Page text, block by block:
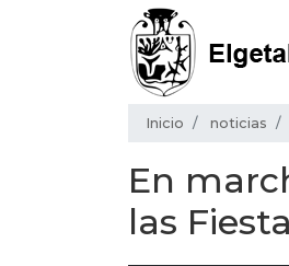
Inicio noticias
En
las